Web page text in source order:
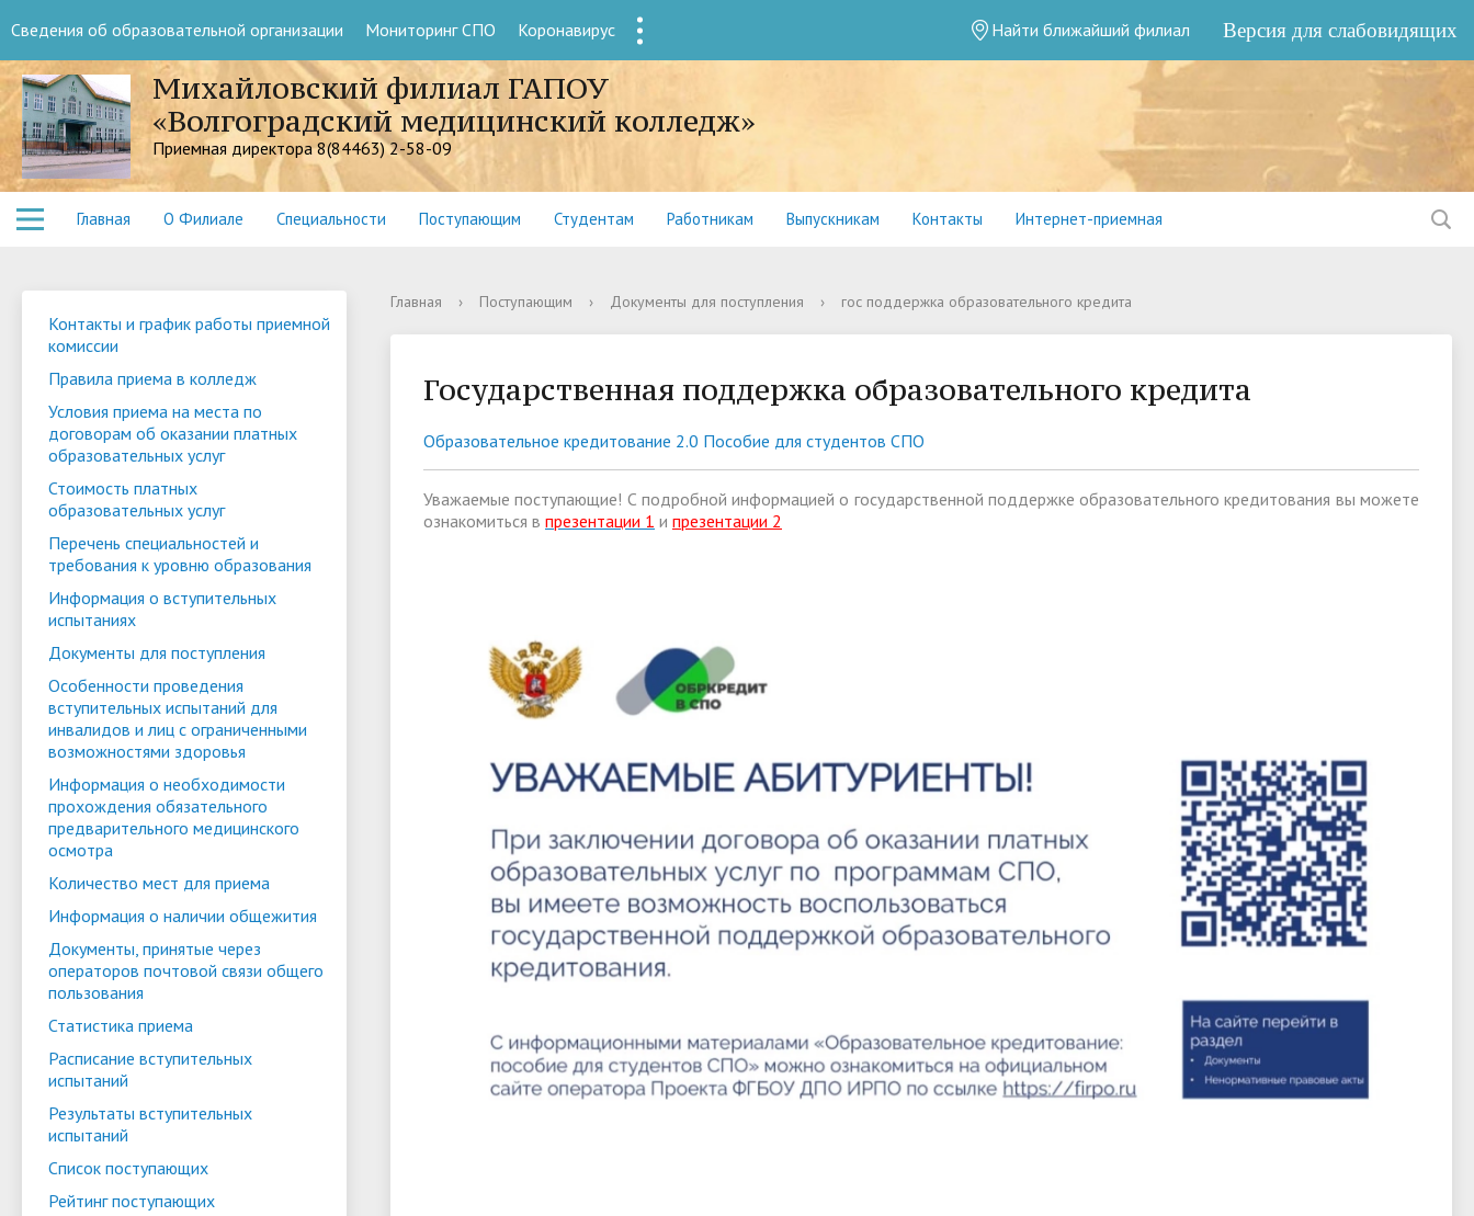
Сведения об образовательной организации Мониторинг СПО Коронавирус 1 Найти ближайший филиал Версия для слабовидящих
Михайловский филиал ГАПОУ
«Волгоградский медицинский колледж»
Приемная директора 8(84463) 2-58-09
Главная О Филиале Специальности Поступающим Студентам Работникам Выпускникам Контакты Интернет-приемная
Контакты и график работы приемной
комиссии
Правила приема в колледж
Условия приема на места по
договорам об оказании платных
образовательных услуг
Стоимость платных
образовательных услуг
Перечень специальностей и
требования к уровню образования
Информация о вступительных
испытаниях
Документы для поступления
Особенности проведения
вступительных испытаний для
инвалидов и лиц с ограниченными
возможностями здоровья
Информация о необходимости
прохождения обязательного
предварительного медицинского
осмотра
Количество мест для приема
Информация о наличии общежития
Документы, принятые через
операторов почтовой связи общего
пользования
Статистика приема
Расписание вступительных
испытаний
Результаты вступительных
испытаний
Список поступающих
Рейтинг поступающих
Главная › Поступающим › Документы для поступления › гос поддержка образовательного кредита
Государственная поддержка образовательного кредита
Образовательное кредитование 2.0 Пособие для студентов СПО
Уважаемые поступающие! С подробной информацией о государственной поддержке образовательного кредитования вы можете
ознакомиться в презентации 1 и презентации 2